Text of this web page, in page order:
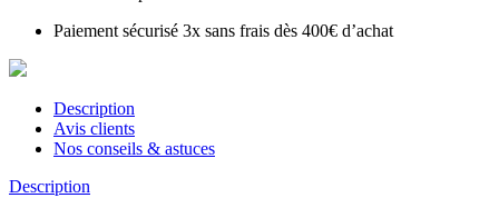
Paiement sécurisé 3x sans frais dès 400€ d’achat
Description
Avis clients
Nos conseils & astuces
Description